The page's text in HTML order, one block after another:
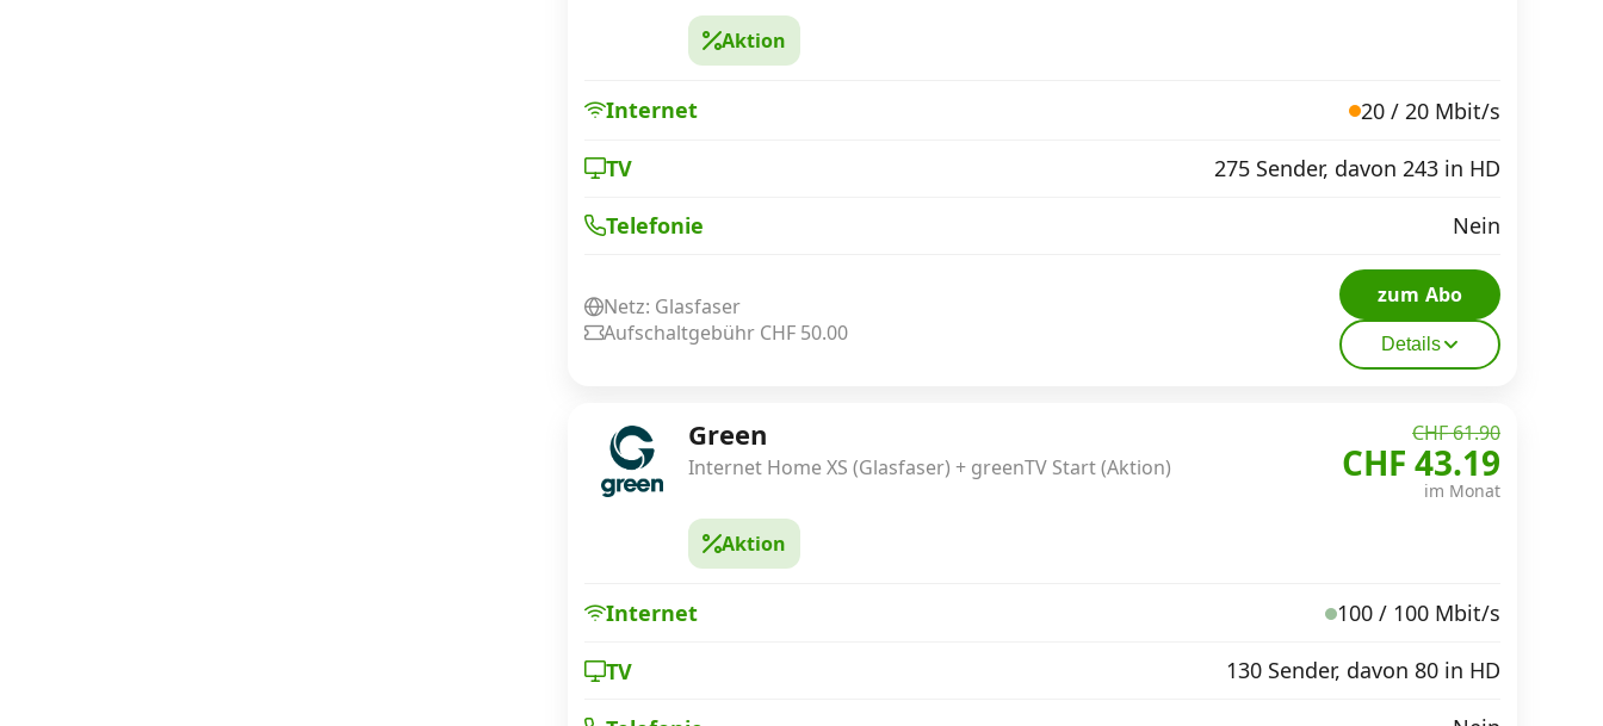
Aktion
Internet 20 / 20 Mbit/s
TV 275 Sender, davon 243 in HD
Telefonie Nein
Netz: Glasfaser
Aufschaltgebühr CHF 50.00
zum Abo
Details
Green
Internet Home XS (Glasfaser) + greenTV Start (Aktion)
Aktion
CHF 61.90
CHF 43.19
im Monat
Internet 100 / 100 Mbit/s
TV 130 Sender, davon 80 in HD